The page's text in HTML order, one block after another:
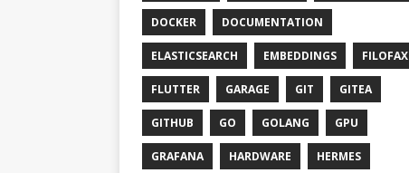
DOCKER DOCUMENTATION
ELASTICSEARCH EMBEDDINGS FILOFAX
FLUTTER GARAGE GIT GITEA
GITHUB GO GOLANG GPU
GRAFANA HARDWARE HERMES